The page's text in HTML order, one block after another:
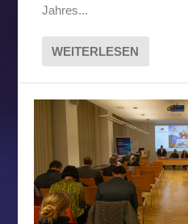
Jahres...
WEITERLESEN